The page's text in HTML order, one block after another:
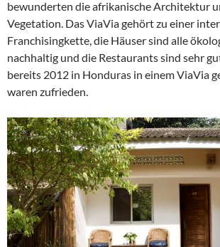
bewunderten die afrikanische Architektur
Vegetation. Das ViaVia gehört zu einer
Franchisingkette, die Häuser sind alle
nachhaltig und die Restaurants sind sehr
bereits 2012 in Honduras in einem ViaVia
waren zufrieden.